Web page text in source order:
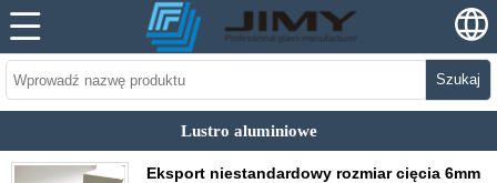
Szukaj
Lustro aluminiowe
Eksport niestandardowy rozmiar cięcia 6mm